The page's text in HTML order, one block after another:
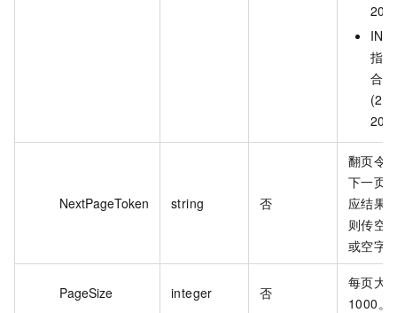
IN
指
合
NextPageToken string 否
翻页令
下一页
应结果
则传空
或空字
PageSize integer 否
每页大
1000。